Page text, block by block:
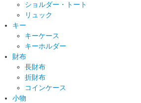
ショルダー・トート
リュック
キー
キーケース
キーホルダー
財布
長財布
折財布
コインケース
小物